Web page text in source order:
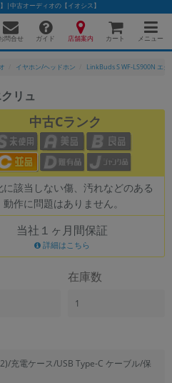
|中古オーディオの【イオシス】
問合せ ガイド 店舗案内 カート メニュー
イヤホン/ヘッドホン LinkBuds S WF-LS900N エク
リュ
中古Cランク
に該当しない傷、汚れなどのある
作に問題はありません。
当社１ヶ月間保証
詳細はこちら
在庫数
1
充電ケース/USB Type-C ケーブル/保
索に切り替える